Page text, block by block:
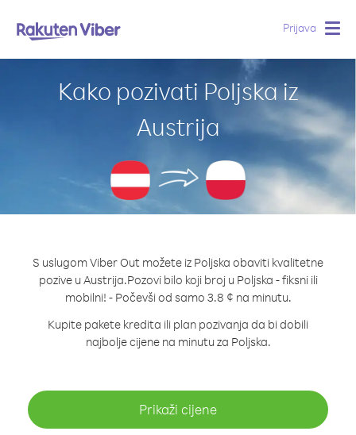
Prijava
Kako pozivati Poljska iz
Austrija
S uslugom Viber Out možete iz Poljska obaviti kvalitetne
pozive u Austrija.Pozovi bilo koji broj u Poljska - fiksni ili
mobilni! - Počevši od samo 3.8 ¢ na minutu.
Kupite pakete kredita ili plan pozivanja da bi dobili
najbolje cijene na minutu za Poljska.
Prikaži cijene